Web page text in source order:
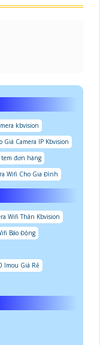
kbvision
Giá Camera IP Kbvision
tem đơn hàng
Wifi Cho Gia Đình
Wifi Thân Kbvision
Báo Động
Imou Giá Rẻ